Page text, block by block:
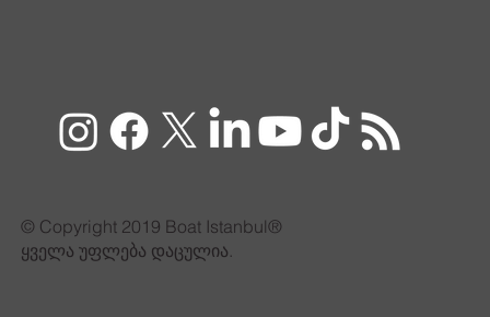
© Copyright 2019 Boat Istanbul®
ყველა უფლება დაცულია.